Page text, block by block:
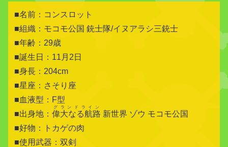
■名前：コンスロット
■組織：モコモ公国 銃士隊/イヌアラシ三銃士
■年齢：29歳
■誕生日：11月2日
■身長：204cm
■星座：さそり座
■血液型：F型
■出身地： 偉大なる航路
グランドライン
新世界 ゾウ モコモ公国
■好物：トカゲの肉
■使用武器：双剣